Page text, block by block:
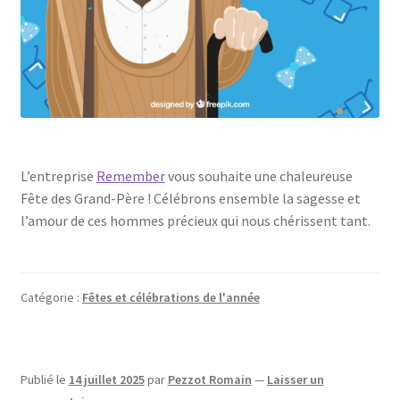
L’entreprise Remembervous souhaite une chaleureuse
Fête des Grand-Père ! Célébrons ensemble la sagesse et
l’amour de ces hommes précieux qui nous chérissent tant.
Catégorie : Fêtes et célébrations de l'année
Publié le 14 juillet 2025par Pezzot Romain — Laisser un